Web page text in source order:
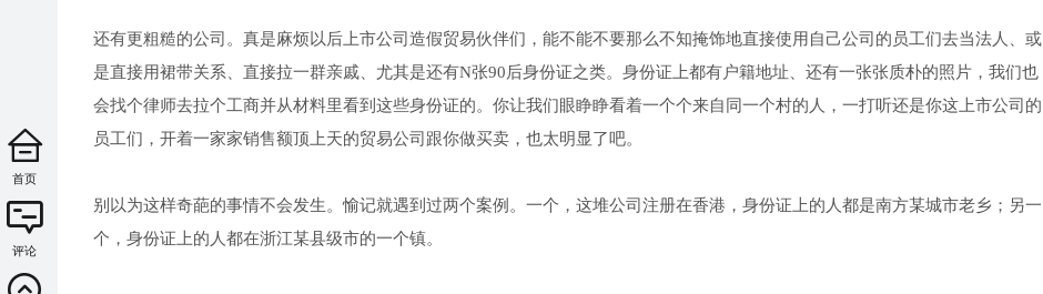
还有更粗糙的公司。真是麻烦以后上市公司造假贸易伙伴们，能不能不要那么不知掩饰地直接使用自己公司的员工们去当法人、或
是直接用裙带关系、直接拉一群亲戚、尤其是还有N张90后身份证之类。身份证上都有户籍地址、还有一张张质朴的照片，我们也
会找个律师去拉个工商并从材料里看到这些身份证的。你让我们眼睁睁看着一个个来自同一个村的人，一打听还是你这上市公司的
员工们，开着一家家销售额顶上天的贸易公司跟你做买卖，也太明显了吧。
别以为这样奇葩的事情不会发生。愉记就遇到过两个案例。一个，这堆公司注册在香港，身份证上的人都是南方某城市老乡；另一
个，身份证上的人都在浙江某县级市的一个镇。
首页
评论